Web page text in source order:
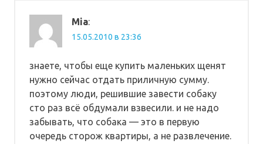
Mia:
15.05.2010 в 23:36
знаете, чтобы еще купить маленьких щенят
нужно сейчас отдать приличную сумму.
поэтому люди, решившие завести собаку
сто раз всё обдумали взвесили. и не надо
забывать, что собака — это в первую
очередь сторож квартиры, а не развлечение.